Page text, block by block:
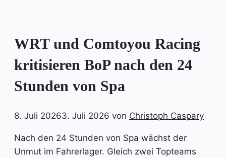
WRT und Comtoyou Racing
kritisieren BoP nach den 24
Stunden von Spa
8. Juli 20263. Juli 2026 von Christoph Caspary
Nach den 24 Stunden von Spa wächst der
Unmut im Fahrerlager. Gleich zwei Topteams